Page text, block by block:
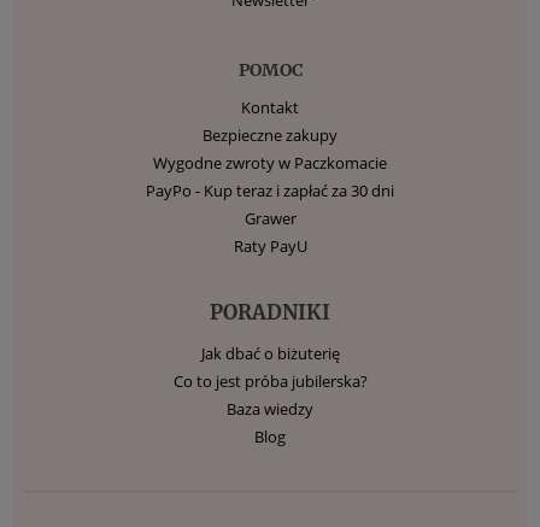
POMOC
Kontakt
Bezpieczne zakupy
Wygodne zwroty w Paczkomacie
PayPo - Kup teraz i zapłać za 30 dni
Grawer
Raty PayU
PORADNIKI
Jak dbać o biżuterię
Co to jest próba jubilerska?
Baza wiedzy
Blog